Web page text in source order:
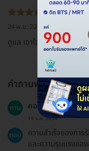
24 พ.ย. 2018
ดูแล เอาใจใส่คนไข้ดีมาก
คำถามพบบ่อย
ถาม คอร์สนี้มีความสำเร็
19 ธ.ค. 2024
ตอบ
ความสำเร็จของกา
และความรุนแรงขอ